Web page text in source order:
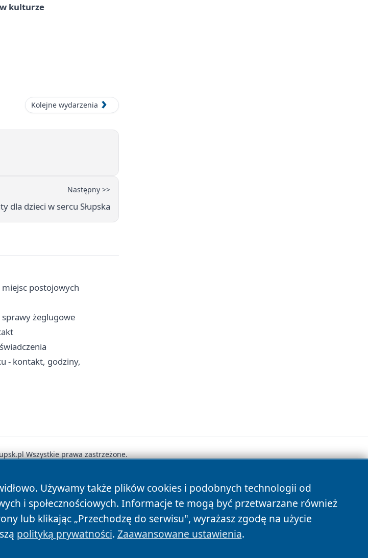
kulturze
Kolejne wydarzenia
Następny >>
dla dzieci w sercu Słupska
miejsc postojowych
żeglugowe
- kontakt, godziny,
Używamy także plików cookies i podobnych technologii od
i społecznościowych. Informacje te mogą być przetwarzane również
lub klikając „Przechodzę do serwisu", wyrażasz zgodę na użycie
polityką prywatności. Zaawansowane ustawienia.
Wszystkie prawa zastrzeżone.
Prywatności Polityka Cookies